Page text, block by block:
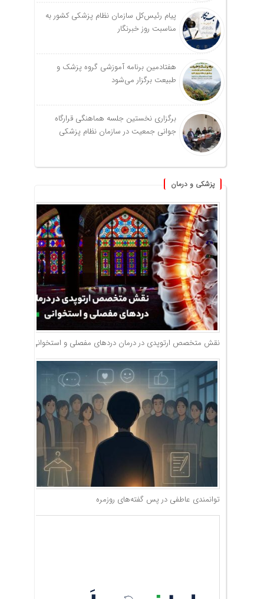
پیام رئیس‌کل سازمان نظام پزشکی کشور به
مناسبت روز خبرنگار
هفتادمین برنامه آموزشی گروه پزشک و
طبیعت برگزار می‌شود
برگزاری نخستین جلسه هماهنگی قرارگاه
جوانی جمعیت در سازمان نظام پزشکی
پزشکی و درمان
نقش متخصص ارتوپدی در درمان دردهای مفصلی و استخوانی
توانمندی عاطفی در پس گفته‌های روزمره